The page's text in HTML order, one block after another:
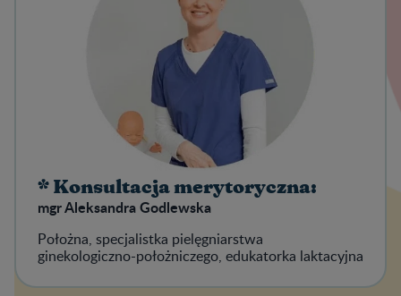
* Konsultacja merytoryczna:
mgr Aleksandra Godlewska
Położna, specjalistka pielęgniarstwa
ginekologiczno-położniczego, edukatorka laktacyjna